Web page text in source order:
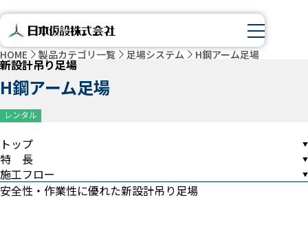
HOME 製品カテゴリ一覧 足場システム H鋼アーム足場
新設計吊り足場
H鋼アーム足場
レンタル
トップ
特 長
施工フロー
安全性・作業性に優れた新設計吊り足場